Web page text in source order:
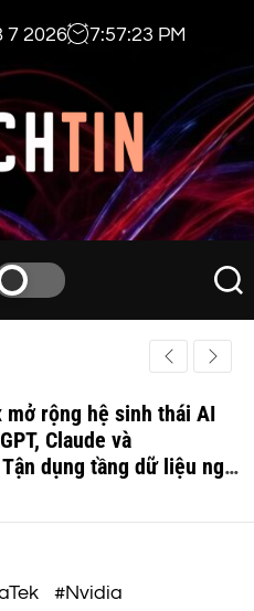
7 2026 7:57:24 PM
S
e
a
r
h
mở rộng hệ sinh thái AI
Claude và
dụng tầng dữ liệu ngữ
ưu hóa quy trình làm
#Nvidia